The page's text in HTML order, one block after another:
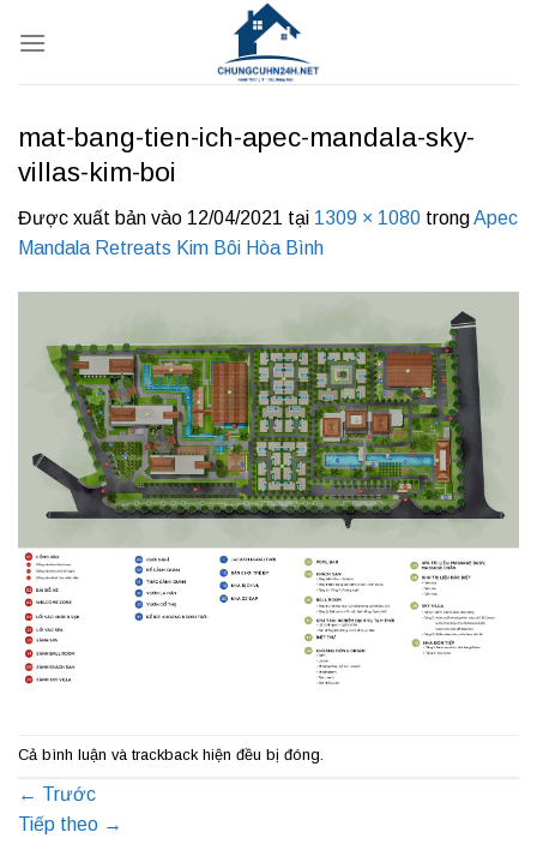
qua
mat-bang-tien-ich-apec-mandala-sky-
villas-kim-boi
Được xuất bản vào 12/04/2021 tại 1309 × 1080 trongApec
Mandala Retreats Kim Bôi Hòa Bình
Cả bình luận và trackback hiện đều bị đóng.
← Trước
Tiếp theo →